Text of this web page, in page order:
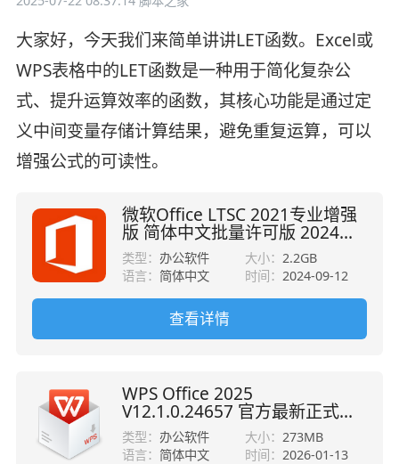
大家好，今天我们来简单讲讲LET函数。Excel或
WPS表格中的LET函数是一种用于简化复杂公
式、提升运算效率的函数，其核心功能是通过定
义中间变量存储计算结果，避免重复运算，可以
增强公式的可读性。
微软Office LTSC 2021专业增强
版 简体中文批量许可版 2024年
09月更新
类型：办公软件 大小： 2.2GB
语言： 简体中文 时间： 2024-09-12
查看详情
WPS Office 2025
V12.1.0.24657 官方最新正式版
32位/64位
类型：办公软件 大小： 273MB
语言： 简体中文 时间： 2026-01-13